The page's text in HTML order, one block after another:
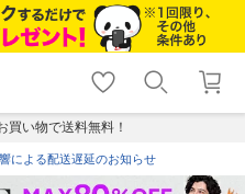
shopping_cart lock_outline
ログイン
い物で送料無料！
による配送遅延のお知らせ